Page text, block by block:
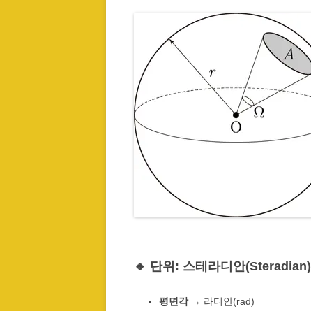
🔸 단위: 스테라디안(Steradian)
평면각→ 라디안(rad)